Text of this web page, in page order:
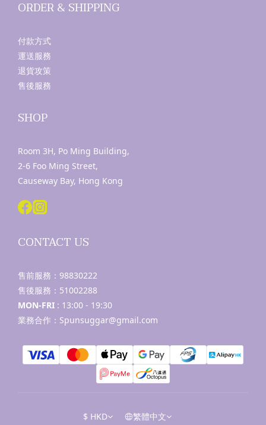
ORDER & SHIPPING
付款方式
運送服務
退貨攻策
售後服務
SHOP
Room 3H, Po Ming Building,
2-6 Foo Ming Street,
Causeway Bay, Hong Kong
CONTACT US
售前服務： 98830222
售後服務： 51002288
MON-FRI : 13:00 - 19:30
業務合作：Spunsuggar@gmail.com
$ HKD 繁體中文